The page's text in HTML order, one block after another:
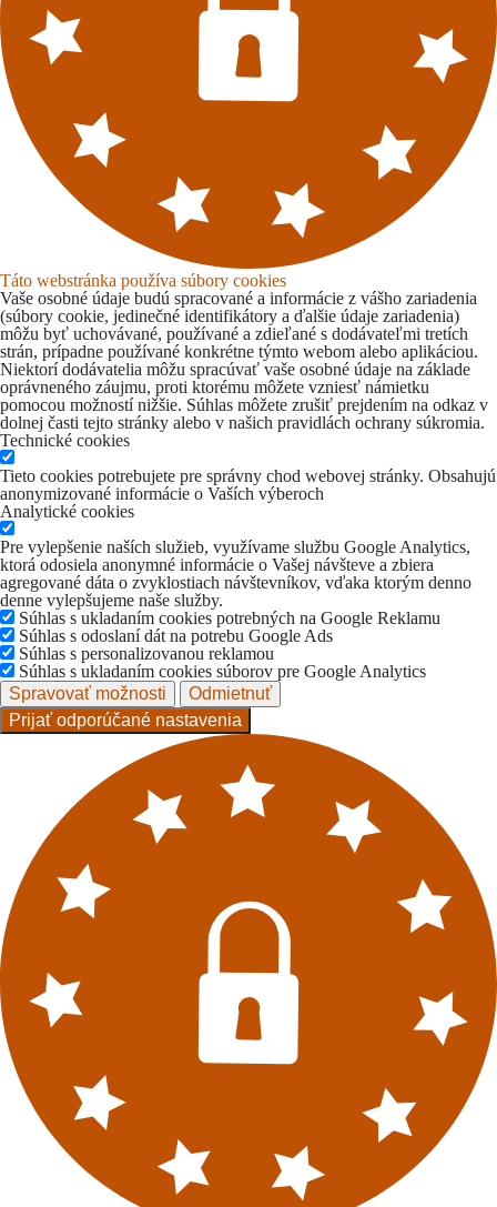
Táto webstránka používa súbory cookies
Vaše osobné údaje budú spracované a informácie z vášho zariadenia
(súbory cookie, jedinečné identifikátory a ďalšie údaje zariadenia)
môžu byť uchovávané, používané a zdieľané s dodávateľmi tretích
strán, prípadne používané konkrétne týmto webom alebo aplikáciou.
Niektorí dodávatelia môžu spracúvať vaše osobné údaje na základe
oprávneného záujmu, proti ktorému môžete vzniesť námietku
pomocou možností nižšie. Súhlas môžete zrušiť prejdením na odkaz v
dolnej časti tejto stránky alebo v našich pravidlách ochrany súkromia.
Technické cookies
Tieto cookies potrebujete pre správny chod webovej stránky. Obsahujú
anonymizované informácie o Vaších výberoch
Analytické cookies
Pre vylepšenie naších služieb, využívame službu Google Analytics,
ktorá odosiela anonymné informácie o Vašej návšteve a zbiera
agregované dáta o zvyklostiach návštevníkov, vďaka ktorým denno
denne vylepšujeme naše služby.
Súhlas s ukladaním cookies potrebných na Google Reklamu
Súhlas s odoslaní dát na potrebu Google Ads
Súhlas s personalizovanou reklamou
Súhlas s ukladaním cookies súborov pre Google Analytics
Spravovať možnosti
Odmietnuť
Prijať odporúčané nastavenia